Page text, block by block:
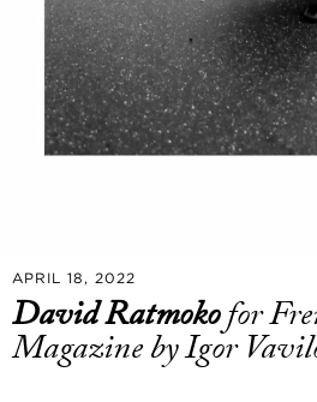
APRIL 18, 2022
David Ratmokofor
Magazine by Igor